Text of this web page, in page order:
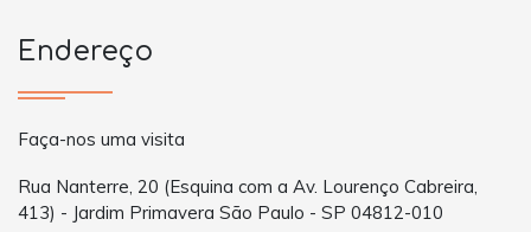
Endereço
Faça-nos uma visita
Rua Nanterre, 20 (Esquina com a Av. Lourenço Cabreira,
413) - Jardim Primavera São Paulo - SP 04812-010